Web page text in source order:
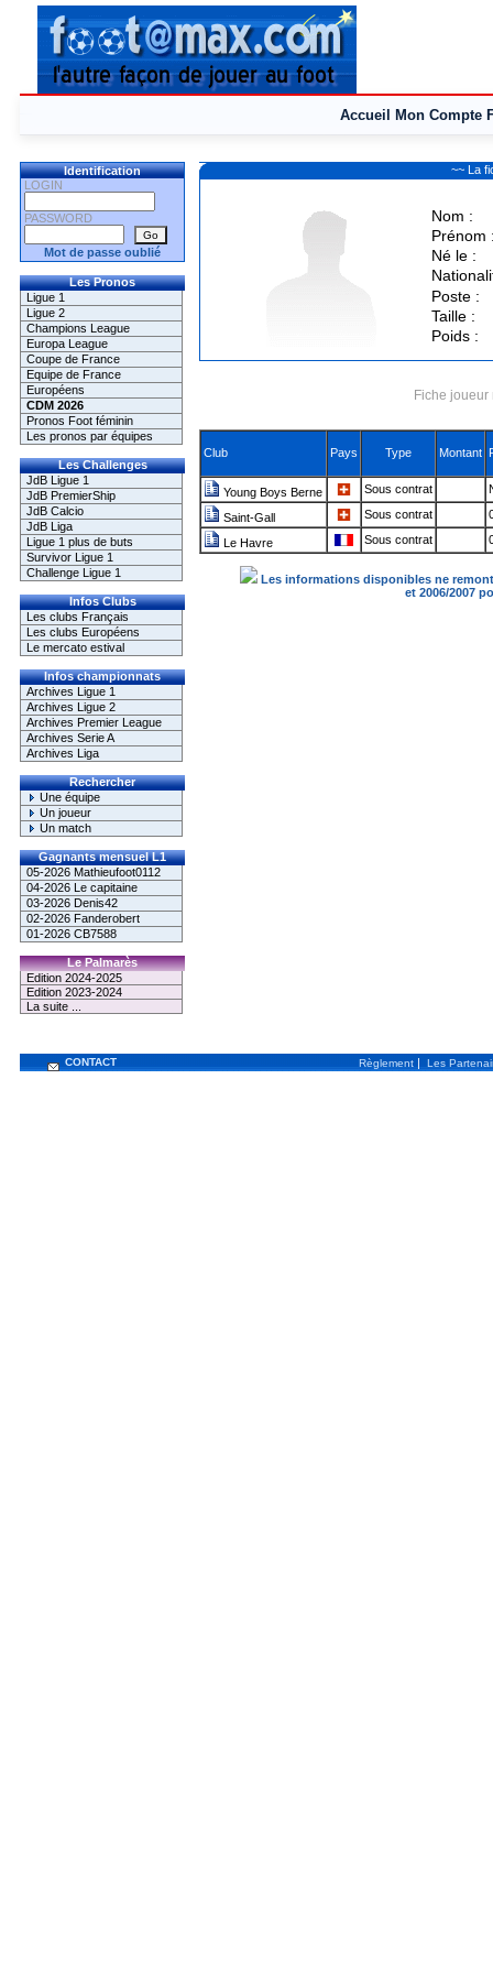
Accueil Mon Compte
Identification
LOGIN
PASSWORD
Mot de passe oublié
Les Pronos
Ligue 1
Ligue 2
Champions League
Europa League
Coupe de France
Equipe de France
Européens
CDM 2026
Pronos Foot féminin
Les pronos par équipes
Les Challenges
JdB Ligue 1
JdB PremierShip
JdB Calcio
JdB Liga
Ligue 1 plus de buts
Survivor Ligue 1
Challenge Ligue 1
Infos Clubs
Les clubs Français
Les clubs Européens
Le mercato estival
Infos championnats
Archives Ligue 1
Archives Ligue 2
Archives Premier League
Archives Serie A
Archives Liga
Rechercher
Une équipe
Un joueur
Un match
Gagnants mensuel L1
05-2026 Mathieufoot0112
04-2026 Le capitaine
03-2026 Denis42
02-2026 Fanderobert
01-2026 CB7588
Le Palmarès
Edition 2024-2025
Edition 2023-2024
La suite ...
~~ La
Nom :
Prénom
Né le :
Poste :
Taille :
Poids :
Fiche
Club Pays Type Montant
Young Boys Berne Sous contrat
Saint-Gall Sous contrat
Le Havre Sous contrat
Les informations disponibles ne
et 2006/2007
CONTACT Règlement | Les